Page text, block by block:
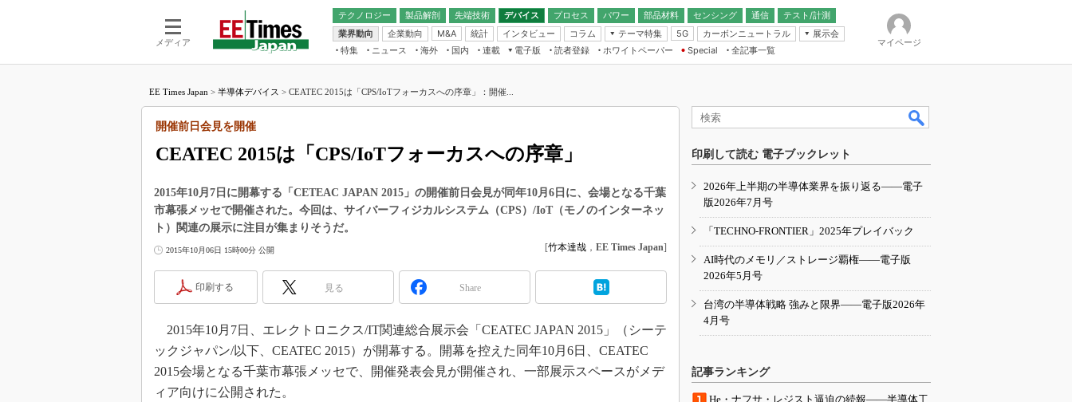
メディア
テクノロジー 製品解剖
先端技術
電池／エネルギー
デバイス
アナログ
マイコン
プロセス パワー 部品材料 センシング
通信
無線
テスト/計測
業界動向
企業動向 M&A 統計 インタビュー コラム
テーマ特集
フィジカルAI
読者調査（EE Times Research）
エレクトロニクス入門（EDN
5G カーボンニュートラル
展示会
IoT・エッジコンピューティング
EXPO
TECHNO-FRONTIER
人とくるま展
特集 ニュース 海外 国内
連載
福田昭のデバイス通信
リタイア直前エンジニアの社会人大
学漂流記
この10年で起こったこと、次の10年
製品分解で探るアジアの新トレンド
光伝送技術を知る
電子版
電子ブックレット
読者登録 ホワイトペーパー
Special
全記事一覧
マイページ
EE Times Japan > 半導体デバイス > CEATEC 2015は「CPS/IoTフォーカスへの序章」：開催...
CEATEC 2015は「CPS/IoTフォーカスへの序章」
開催前日会見を開催
2015年10月7日に開幕する「CETEAC JAPAN 2015」の開催前日会見が同年10月6日に、会場となる千葉
市幕張メッセで開催された。今回は、サイバーフィジカルシステム（CPS）/IoT（モノのインターネッ
ト）関連の展示に注目が集まりそうだ。
2015年10月06日 15時00分 公開 [竹本達哉 ， EE Times Japan]
印刷する 見る Share
2015年10月7日、エレクトロニクス/IT関連総合展示会「CEATEC JAPAN 2015」（シーテ
ックジャパン/以下、CEATEC 2015）が開幕する。開幕を控えた同年10月6日、CEATEC
2015会場となる千葉市幕張メッセで、開催発表会見が開催され、一部展示スペースがメデ
ィア向けに公開された。
印刷して読む 電子ブックレット
2026年上半期の半導体業界を振り返る――電子
版2026年7月号
「TECHNO-FRONTIER」2025年プレイバック
AI時代のメモリ／ストレージ覇権――電子版
2026年5月号
台湾の半導体戦略 強みと限界――電子版2026年
4月号
記事ランキング
He・ナフサ・レジスト逼迫の続報――半導体工